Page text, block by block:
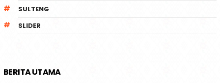
SULTENG
SLIDER
BERITA UTAMA